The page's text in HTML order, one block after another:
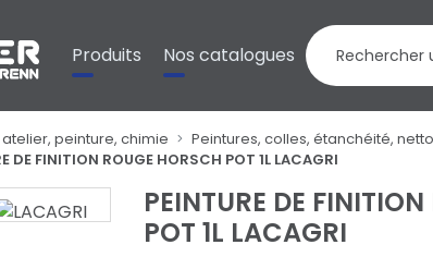
Produits Nos catalogues
peinture, chimie Peintures, colles, étanchéité,
DE FINITION ROUGE HORSCH POT 1L LACAGRI
PEINTURE DE
POT 1L LACAGRI